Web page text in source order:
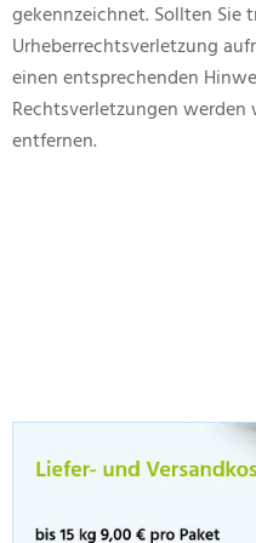
gekennzeichnet. Sollten Sie
Urheberrechtsverletzung
einen entsprechenden
Rechtsverletzungen
entfernen.